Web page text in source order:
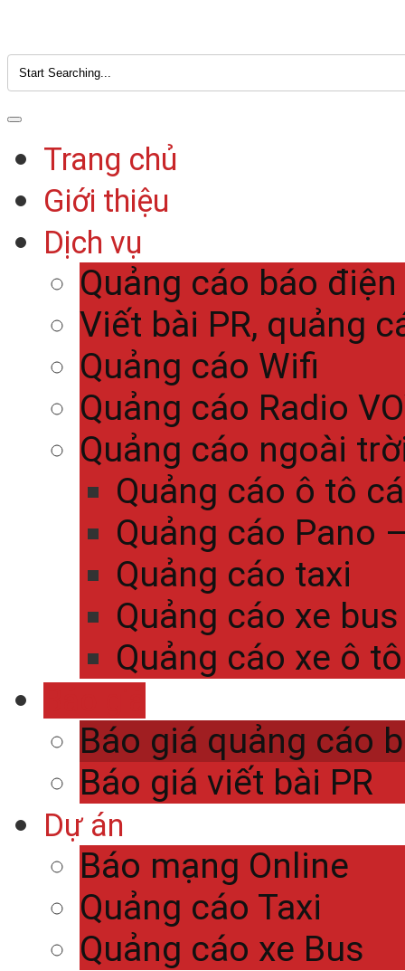
Trang chủ
Giới thiệu
Dịch vụ
Quảng cáo báo
Viết bài PR, quảng
Quảng cáo Wifi
Quảng cáo Radio
Quảng cáo ngoài
Quảng cáo ô tô
Quảng cáo Pano
Quảng cáo taxi
Quảng cáo xe bus
Quảng cáo xe ô
Báo giá quảng cáo
Báo giá viết bài PR
Dự án
Báo mạng Online
Quảng cáo Taxi
Quảng cáo xe Bus